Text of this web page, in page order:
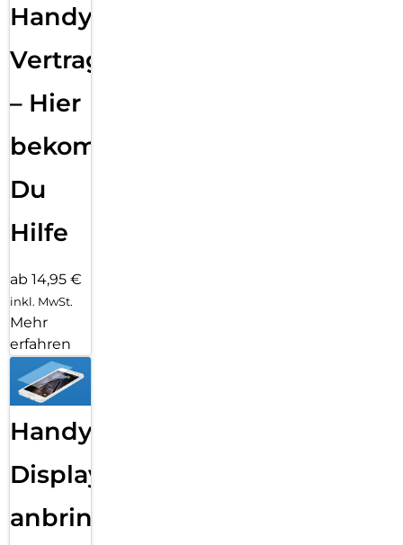
Handy
Vertragsabwicklung
– Hier
bekommst
Du
Hilfe
ab 14,95 €
inkl. MwSt.
Mehr
erfahren
Handy
Displayfolie
anbringen